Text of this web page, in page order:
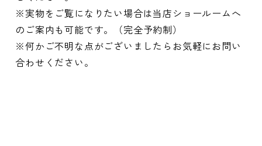
※実物をご覧になりたい場合は当店ショールームへ
のご案内も可能です。（完全予約制）
※何かご不明な点がございましたらお気軽にお問い
合わせください。